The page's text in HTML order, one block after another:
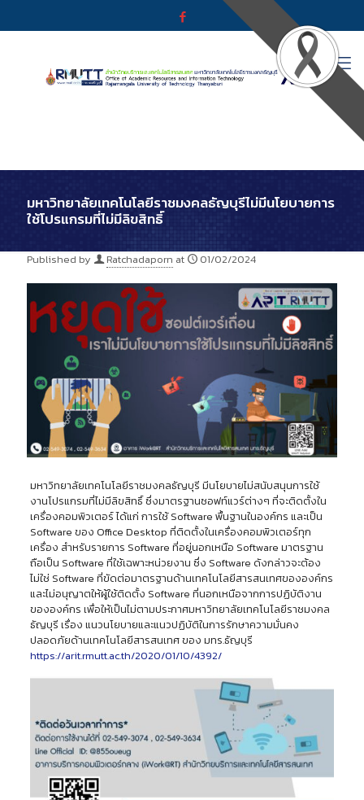
มหาวิทยาลัยเทคโนโลยีราชมงคลธัญบุรีไม่มีนโยบายการ
ใช้โปรแกรมที่ไม่มีลิขสิทธิ์
Published by Ratchadaporn at 01/02/2024
มหาวิทยาลัยเทคโนโลยีราชมงคลธัญบุรี มีนโยบายไม่สนับสนุนการใช้
งานโปรแกรมที่ไม่มีลิขสิทธิ์ ซึ่งมาตรฐานซอฟท์แวร์ต่างๆ ที่จะติดตั้งใน
เครื่องคอมพิวเตอร์ ได้แก่ การใช้ Software พื้นฐานในองค์กร และเป็น
Software ของ Office Desktop ที่ติดตั้งในเครื่องคอมพิวเตอร์ทุก
เครื่อง สำหรับรายการ Software ที่อยู่นอกเหนือ Software มาตรฐาน
ถือเป็น Software ที่ใช้เฉพาะหน่วยงาน ซึ่ง Software ดังกล่าวจะต้อง
ไม่ใช่ Software ที่ขัดต่อมาตรฐานด้านเทคโนโลยีสารสนเทศขององค์กร
และไม่อนุญาตให้ผู้ใช้ติดตั้ง Software ที่นอกเหนือจากการปฏิบัติงาน
ขององค์กร เพื่อให้เป็นไม่ตามประกาศมหาวิทยาลัยเทคโนโลยีราชมงคล
ธัญบุรี เรื่อง แนวนโยบายและแนวปฏิบัติในการรักษาความมั่นคง
ปลอดภัยด้านเทคโนโลยีสารสนเทศ ของ มทร.ธัญบุรี
https://arit.rmutt.ac.th/2020/01/10/4392/